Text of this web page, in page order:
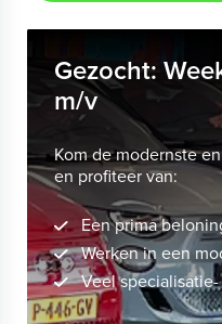
Gezocht:
m/v
Kom de modernste
en profiteer van:
Een prima
Werken in een
Veel